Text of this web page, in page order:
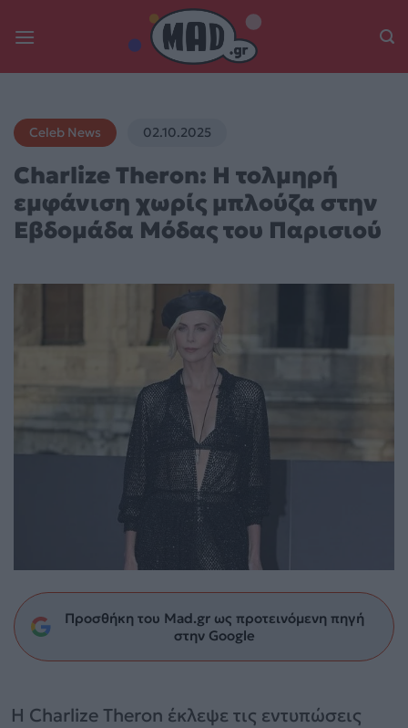
Celeb News 02.10.2025
Charlize Theron: Η τολμηρή
εμφάνιση χωρίς μπλούζα στην
Εβδομάδα Μόδας του Παρισιού
Προσθήκη του Mad.gr ως προτεινόμενη πηγή
στην Google
Η Charlize Theron έκλεψε τις εντυπώσεις